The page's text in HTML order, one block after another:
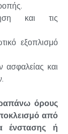
και τις
εξοπλισμό
και
πάνω όρους
οκλεισμό από
ένστασης
ή